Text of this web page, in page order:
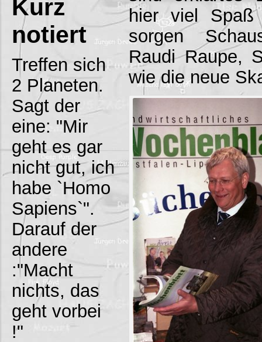
Kurz
notiert
Treffen sich
2 Planeten.
Sagt der
eine: "Mir
geht es gar
nicht gut, ich
habe `Homo
Sapiens`".
Darauf der
andere
:"Macht
nichts, das
geht vorbei
!"
hier viel Spaß
sorgen
Raudi Raupe,
wie die neue